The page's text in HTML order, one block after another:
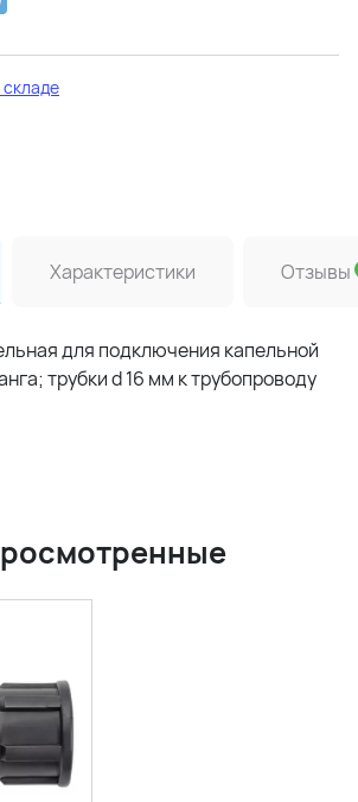
складе
Характеристики Отзывы
для подключения капельной
трубки d 16 мм к трубопроводу